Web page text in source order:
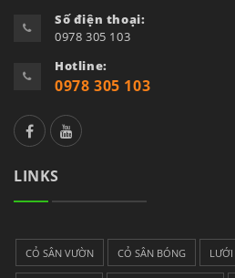
Số điện thoại:
0978 305 103
Hotline:
0978 305 103
LINKS
CỎ SÂN VƯỜN CỎ SÂN BÓNG